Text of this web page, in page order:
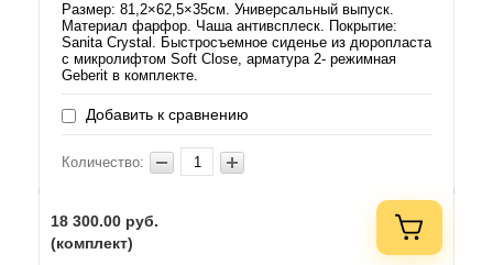
Размер: 81,2×62,5×35см. Универсальный выпуск.
Материал фарфор. Чаша антивсплеск. Покрытие:
Sanita Crystal. Быстросъемное сиденье из дюропласта
с микролифтом Soft Close, арматура 2- режимная
Geberit в комплекте.
Добавить к сравнению
Количество:
18 300.00 руб.
(комплект)